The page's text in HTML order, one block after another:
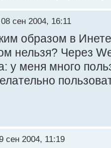
сен 2004, 16:11
образом в
нельзя? Через
у меня много
сен 2004, 11:19